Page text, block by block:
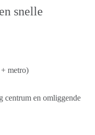
snelle
metro)
centrum en omliggende